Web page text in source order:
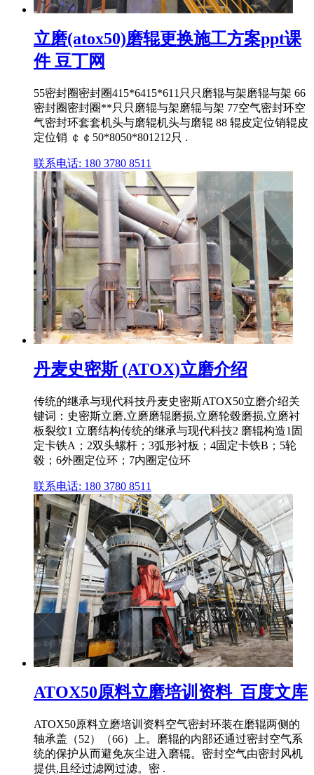
立磨(atox50)磨辊更换施工方案ppt课
件 豆丁网
55密封圈密封圈415*6415*611只只磨辊与架磨辊与架 66
密封圈密封圈**只只磨辊与架磨辊与架 77空气密封环空
气密封环套套机头与磨辊机头与磨辊 88 辊皮定位销辊皮
定位销 ￠￠50*8050*801212只 .
联系电话: 180 3780 8511
丹麦史密斯 (ATOX)立磨介绍
传统的继承与现代科技丹麦史密斯ATOX50立磨介绍关
键词：史密斯立磨,立磨磨辊磨损,立磨轮毂磨损,立磨衬
板裂纹1 立磨结构传统的继承与现代科技2 磨辊构造1固
定卡铁A；2双头螺杆；3弧形衬板；4固定卡铁B；5轮
毂；6外圈定位环；7内圈定位环
联系电话: 180 3780 8511
ATOX50原料立磨培训资料_百度文库
ATOX50原料立磨培训资料空气密封环装在磨辊两侧的
轴承盖（52）（66）上。磨辊的内部还通过密封空气系
统的保护从而避免灰尘进入磨辊。密封空气由密封风机
提供,且经过滤网过滤。密 .